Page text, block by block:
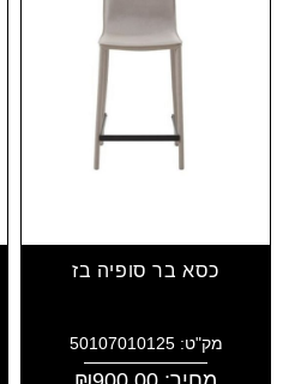
כסא בר סופיה בז
מק"ט: 50107010125